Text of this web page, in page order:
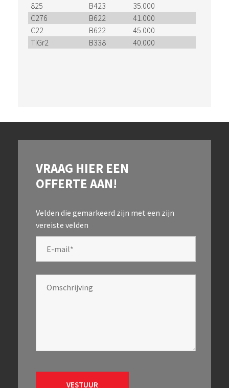
825
B423 35.000
C276
B622 41.000
C22
B622 45.000
TiGr2
B338 40.000
VRAAG HIER EEN
OFFERTE AAN!
Velden die gemarkeerd zijn met een zijn
vereiste velden